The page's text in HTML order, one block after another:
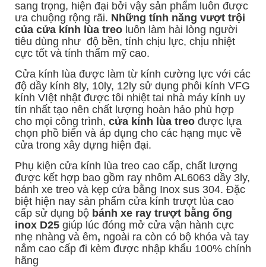
sang trọng, hiện đại bởi vậy sản phẩm luôn được
ưa chuộng rộng rãi. Những tính năng vượt trội
của cửa kính lùa treo luôn làm hài lòng người
tiêu dùng như độ bền, tính chịu lực, chịu nhiệt
cực tốt và tính thẩm mỹ cao.
Cửa kính lùa được làm từ kính cường lực với các
độ dầy kính 8ly, 10ly, 12ly sử dụng phôi kính VFG
kính VIệt nhật được tôi nhiệt tai nhà máy kính uy
tín nhất tạo nên chất lượng hoàn hảo phù hợp
cho mọi công trình, cửa kính lùa treo được lựa
chọn phồ biến và áp dụng cho các hạng mục về
cửa trong xây dựng hiện đại.
Phụ kiện cửa kính lùa treo cao cấp, chất lượng
được kết hợp bao gồm ray nhôm AL6063 dầy 3ly,
bánh xe treo và kẹp cửa bằng Inox sus 304. Đặc
biệt hiện nay sản phẩm cửa kính trượt lùa cao
cấp sử dụng bộ bánh xe ray trượt bằng ống
inox D25 giúp lúc đóng mở cửa vận hành cực
nhẹ nhàng và êm, ngoài ra còn có bộ khóa và tay
nắm cao cấp đi kèm được nhập khẩu 100% chính
hãng